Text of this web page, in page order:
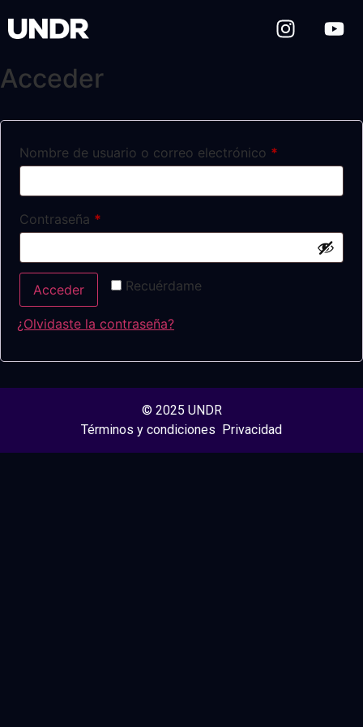
Acceder
Nombre de usuario o correo electrónico *
Contraseña *
Recuérdame
Acceder
¿Olvidaste la contraseña?
© 2025 UNDR
Términos y condiciones Privacidad